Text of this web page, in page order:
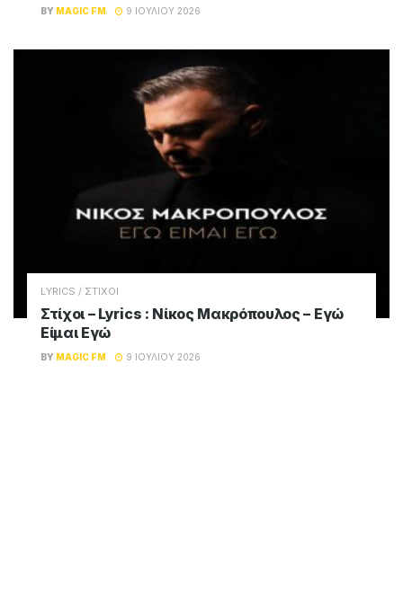
BY MAGIC FM 9 ΙΟΥΛΊΟΥ 2026
LYRICS / ΣΤΙΧΟΙ
Στίχοι – Lyrics : Νίκος Μακρόπουλος – Εγώ
Είμαι Εγώ
BY MAGIC FM 9 ΙΟΥΛΊΟΥ 2026